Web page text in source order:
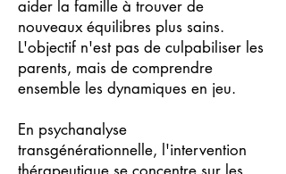
aider la famille à trouver de
nouveaux équilibres plus sains.
L'objectif n'est pas de culpabiliser les
parents, mais de comprendre
ensemble les dynamiques en jeu.
En psychanalyse
transgénérationnelle, l'intervention